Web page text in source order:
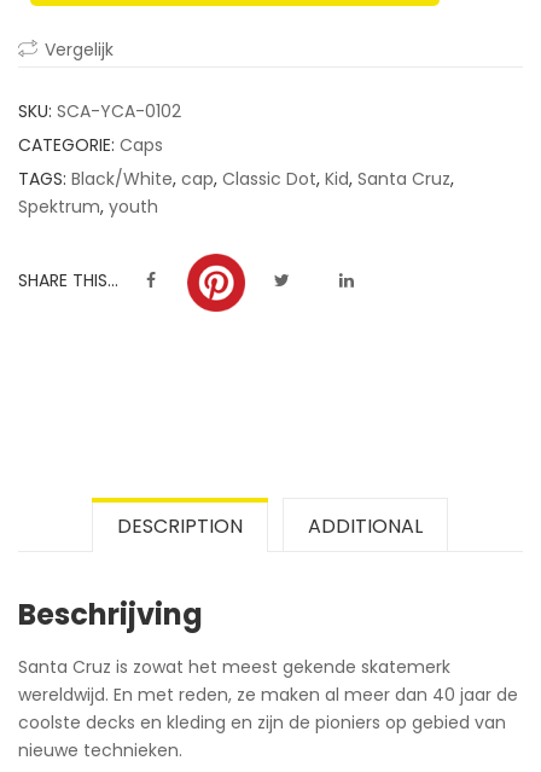
ratings
Vergelijk
SKU: SCA-YCA-0102
CATEGORIE: Caps
TAGS: Black/White, cap, Classic Dot, Kid, Santa Cruz,
Spektrum, youth
SHARE THIS...
DESCRIPTION ADDITIONAL
Beschrijving
Santa Cruz is zowat het meest gekende skatemerk
wereldwijd. En met reden, ze maken al meer dan 40 jaar de
coolste decks en kleding en zijn de pioniers op gebied van
nieuwe technieken.